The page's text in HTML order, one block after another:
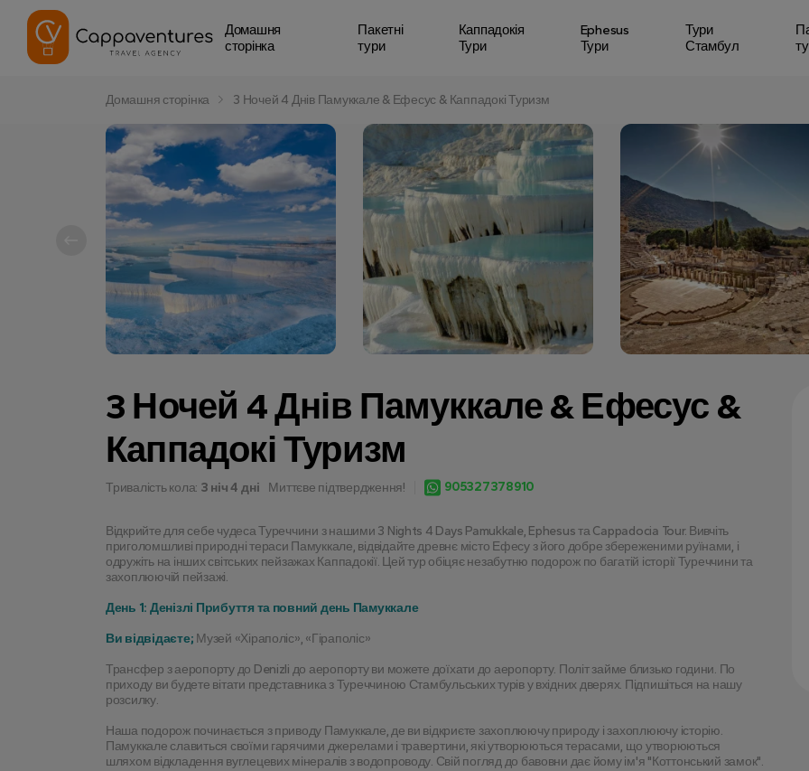
Домашня
сторінка
Пакетні
тури
Каппадокія
Тури
Ephesus
Тури
Тури
Стамбул
Домашня сторінка 3 Ночей 4 Днів Памуккале & Ефесус & Каппадокі Туризм
3 Ночей 4 Днів Памуккале & Ефесус &
Каппадокі Туризм
Тривалість кола: 3 ніч 4 дні Миттєве підтвердження! 905327378910
Відкрийте для себе чудеса Туреччини з нашими 3 Nights 4 Days Pamukkale, Ephesus та Cappadocia Tour. Вивчіть
приголомшливі природні тераси Памуккале, відвідайте древнє місто Ефесу з його добре збереженими руїнами, і
одружіть на інших світських пейзажах Каппадокії. Цей тур обіцяє незабутню подорож по багатій історії Туреччини та
захоплюючій пейзажі.
День 1: Денізлі Прибуття та повний день Памуккале
Ви відвідаєте; Музей «Хіраполіс», «Гіраполіс»
Трансфер з аеропорту до Denizli до аеропорту ви можете доїхати до аеропорту. Політ займе близько години. По
приходу ви будете вітати представника з Туреччиною Стамбульських турів у вхідних дверях. Підпишіться на нашу
розсилку.
Наша подорож починається з приводу Памуккале, де ви відкриєте захоплюючу природу і захоплюючу історію.
Памуккале славиться своїми гарячими джерелами і травертини, які утворюються терасами, що утворюються
шляхом відкладення вуглецевих мінералів з водопроводу. Свій погляд до бавовни дає йому ім'я "Коттонський замок".